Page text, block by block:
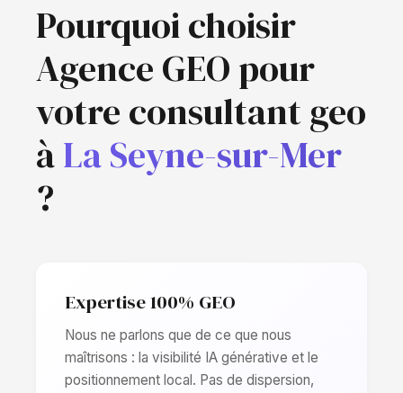
Pourquoi choisir
Agence GEO pour
votre consultant geo
àLa Seyne-sur-Mer
?
Expertise 100% GEO
Nous ne parlons que de ce que nous
maîtrisons : la visibilité IA générative et le
positionnement local. Pas de dispersion,